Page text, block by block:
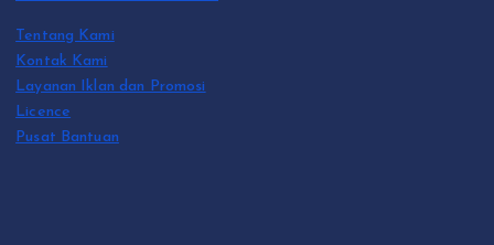
Tentang Kami
Kontak Kami
Layanan Iklan dan Promosi
Licence
Pusat Bantuan